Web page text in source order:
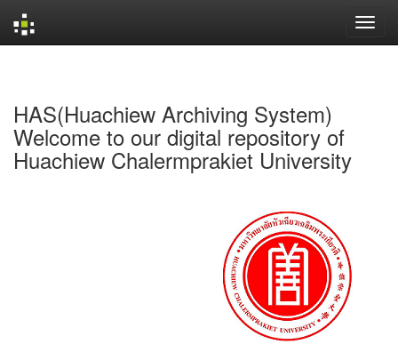
HAS(Huachiew Archiving System)
Welcome to our digital repository of
Huachiew Chalermprakiet University